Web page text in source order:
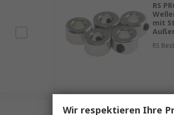
RS
mit
RS
Wir respektieren Ihre